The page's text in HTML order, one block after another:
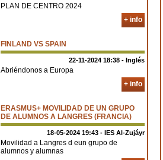
PLAN DE CENTRO 2024
+ info
FINLAND VS SPAIN
22-11-2024 18:38 - Inglés
Abriéndonos a Europa
+ info
ERASMUS+ MOVILIDAD DE UN GRUPO
DE ALUMNOS A LANGRES (FRANCIA)
18-05-2024 19:43 - IES Al-Zujáyr
Movilidad a Langres d eun grupo de
alumnos y alumnas